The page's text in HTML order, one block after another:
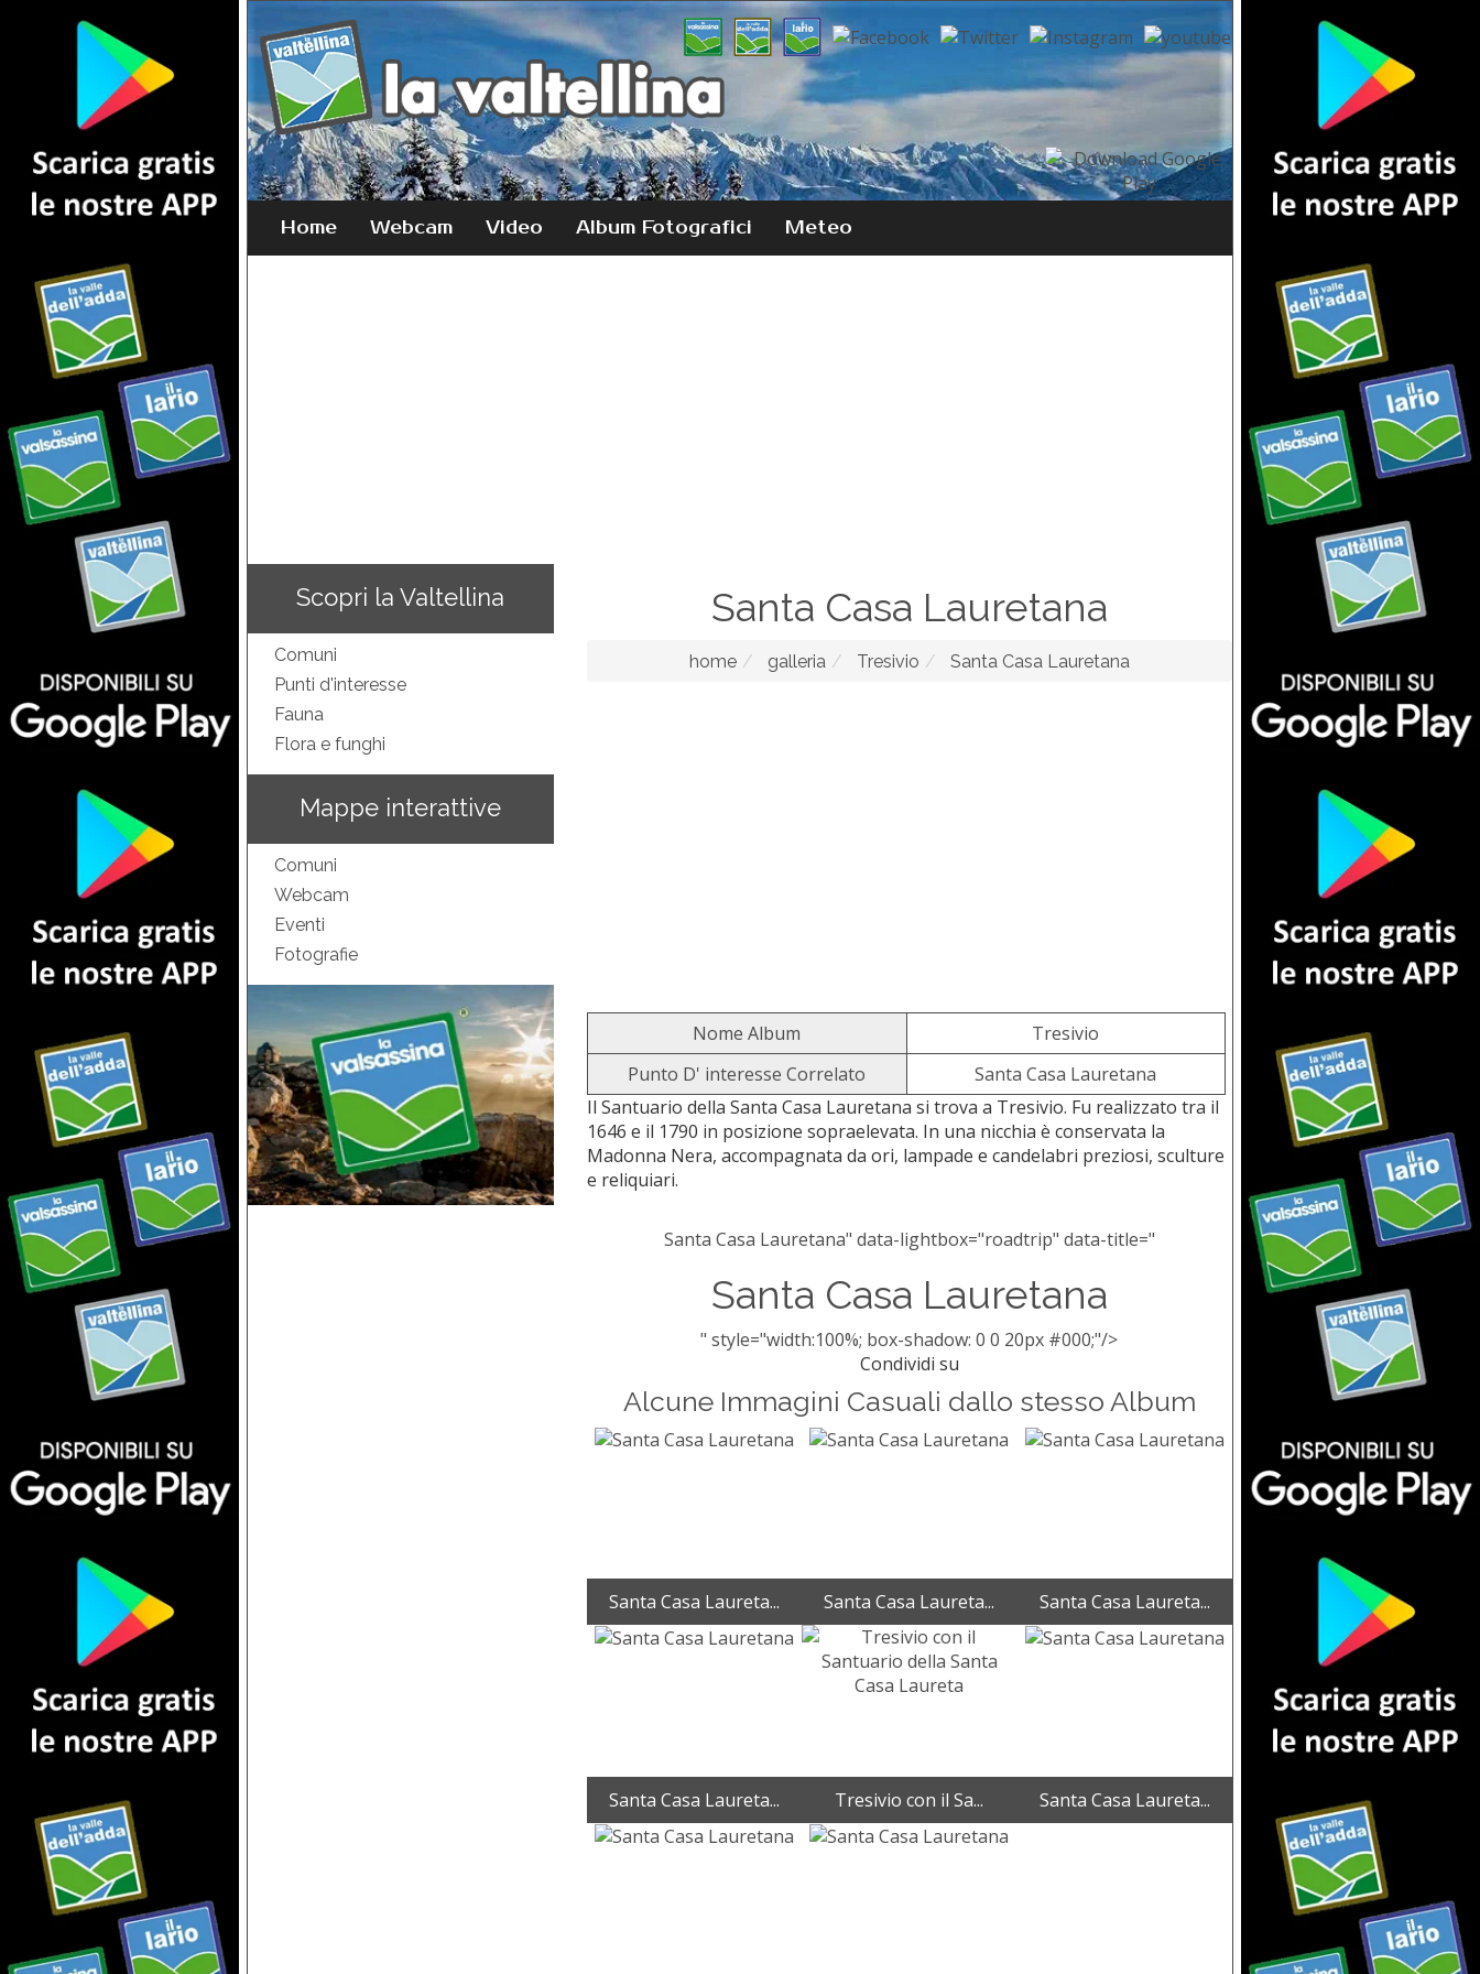
Home Webcam Video Album Fotografici Meteo
Scopri la Valtellina
Comuni
Punti d'interesse
Fauna
Flora e funghi
Mappe interattive
Comuni
Webcam
Eventi
Fotografie
Santa Casa Lauretana
home galleria Tresivio Santa Casa Lauretana
Nome Album
Tresivio
Punto D' interesse Correlato
Santa Casa Lauretana
Il Santuario della Santa Casa Lauretana si trova a Tresivio. Fu realizzato tra il
1646 e il 1790 in posizione sopraelevata. In una nicchia è conservata la
Madonna Nera, accompagnata da ori, lampade e candelabri preziosi, sculture
e reliquiari.
Santa Casa Lauretana" data-lightbox="roadtrip" data-title="
Santa Casa Lauretana
" style="width:100%; box-shadow: 0 0 20px #000;"/>
Condividi su
Alcune Immagini Casuali dallo stesso Album
Santa Casa Laureta... Santa Casa Laureta... Santa Casa Laureta...
Santa Casa Laureta... Tresivio con il Sa... Santa Casa Laureta...